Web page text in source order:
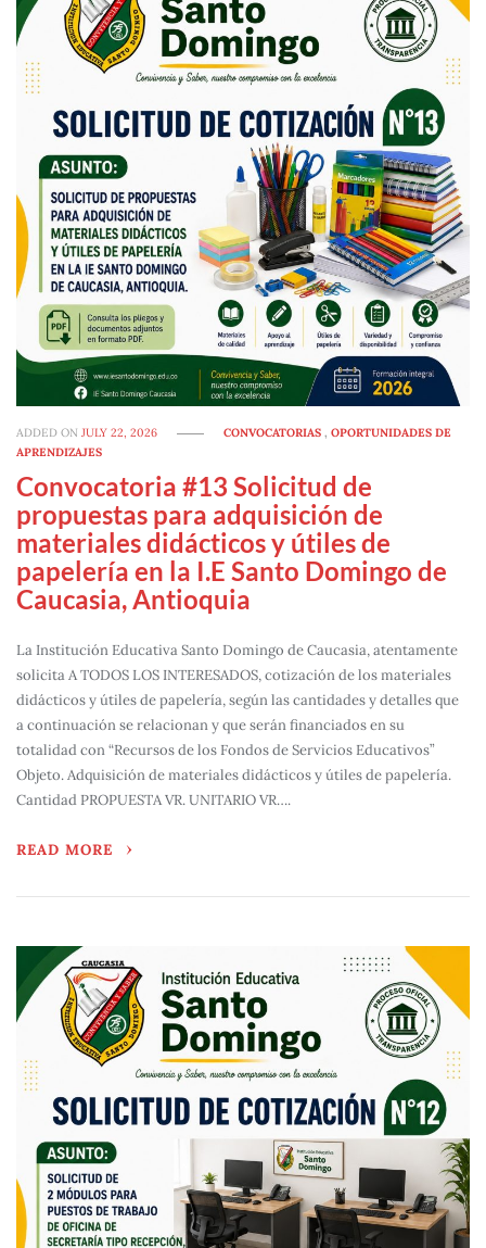
ADDED ONJULY 22, 2026 CONVOCATORIAS ,OPORTUNIDADES DE
APRENDIZAJES
Convocatoria #13 Solicitud de
propuestas para adquisición de
materiales didácticos y útiles de
papelería en la I.E Santo Domingo de
Caucasia, Antioquia
La Institución Educativa Santo Domingo de Caucasia, atentamente
solicita A TODOS LOS INTERESADOS, cotización de los materiales
didácticos y útiles de papelería, según las cantidades y detalles que
a continuación se relacionan y que serán financiados en su
totalidad con “Recursos de los Fondos de Servicios Educativos”
Objeto. Adquisición de materiales didácticos y útiles de papelería.
Cantidad PROPUESTA VR. UNITARIO VR….
READ MORE